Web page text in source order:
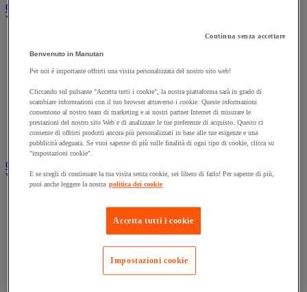
Carrello
Vedi tutte le categorie
Carrello in acciaio
Carrello in alluminio e in inox
Carrello per fusti
Carrello per scale
Carrello pieghevole
Carrello portabombole
Carrello specifico
Carrello a ripiani e rimorchio industriale
Vedi tutte le categorie
Carrello a piattaforma
Carrello a rimorchio
Carrello con pareti a griglia
Carrello con ripiani
Carrello con ripiani in alluminio e in inox
Continua senza accettare
Benvenuto in Manutan
Per noi è importante offrirti una visita personalizzata del nostro sito web!
Cliccando sul pulsante "Accetta tutti i cookie", la nostra piattaforma sarà in grado di
scambiare informazioni con il tuo browser attraverso i cookie. Queste informazioni
consentono al nostro team di marketing e ai nostri partner Internet di misurare le
prestazioni del nostro sito Web e di analizzare le tue preferenze di acquisto. Questo ci
consente di offrirti prodotti ancora più personalizzati in base alle tue esigenze e una
pubblicità adeguata. Se vuoi saperne di più sulle finalità di ogni tipo di cookie, clicca su
"impostazioni cookie".
E se scegli di continuare la tua visita senza cookie, sei libero di farlo! Per saperne di più,
puoi anche leggere la nostra politica dei cookie
Accetta tutti i cookie
Impostazioni cookie